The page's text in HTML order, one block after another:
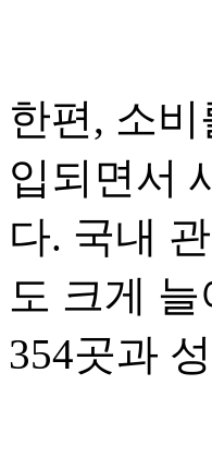
한편, 소
입되면서
다. 국내
도 크게
354곳과